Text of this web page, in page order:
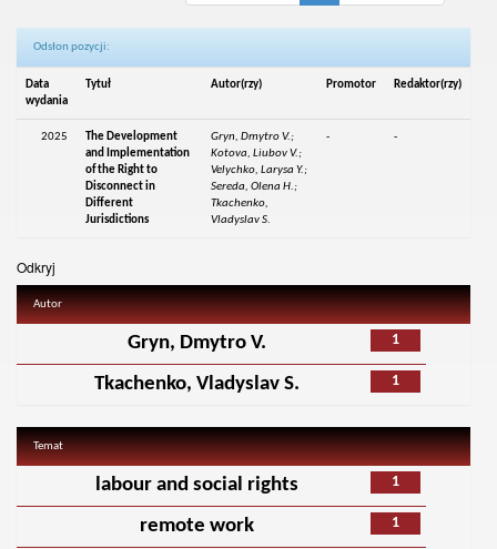
Odsłon pozycji:
Data
wydania
Tytuł Autor(rzy) Promotor Redaktor(rzy)
2025
The Development
and Implementation
of the Right to
Disconnect in
Different
Jurisdictions
Gryn, Dmytro V.;
Kotova, Liubov V.;
Velychko, Larysa Y.;
Sereda, Olena H.;
Tkachenko,
Vladyslav S.
- -
Odkryj
Autor
1
Gryn, Dmytro V.
1
Tkachenko, Vladyslav S.
Temat
1
labour and social rights
1
remote work